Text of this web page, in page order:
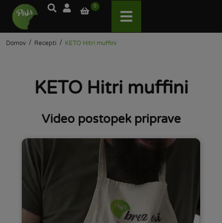
0
Domov / Recepti / KETO Hitri muffini
KETO Hitri muffini
Video postopek priprave